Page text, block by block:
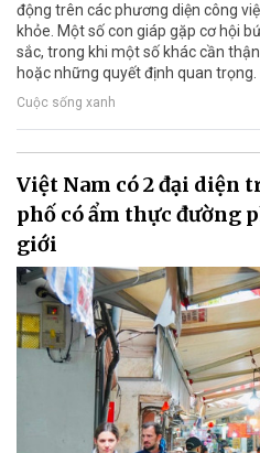
động trên các phương diện công
khỏe. Một số con giáp gặp cơ hội
sắc, trong khi một số khác cần
hoặc những quyết định quan trọng.
Cuộc sống xanh
Việt Nam có 2 đại diện
phố có ẩm thực đường
giới